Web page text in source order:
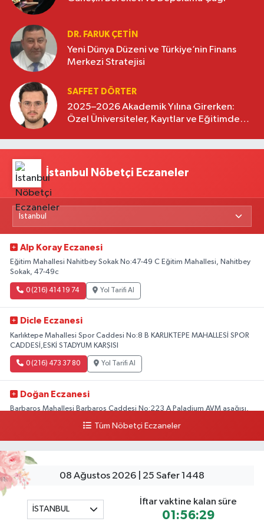
DR. FARUK ÇETİN
Yeni Dünya Düzeni ve Türkiye’nin Finans
Merkezi Stratejisi
SAFFET DÖRTER
2025–2026 Akademik Yılına Girerken:
Özel Üniversiteler, Kayıtlar ve Eğitimde
İstanbul Nöbetçi Eczaneler
Alp Koray Eczanesi
Eğitim Mahallesi Nahitbey Sokak No:47-49 C Eğitim Mahallesi, Nahitbey
Sokak, 47-49c
0 (216) 414 19 74 Yol Tarifi Al
Dicle Eczanesi
Karlıktepe Mahallesi Spor Caddesi No:8 B KARLIKTEPE MAHALLESİ SPOR
CADDESİ,ESKİ STADYUM KARŞISI
0 (216) 473 37 80 Yol Tarifi Al
Doğan Eczanesi
Barbaros Mahallesi Barbaros Caddesi No:223 A Paladium AVM aşağısı,
Mali Eczanesi
Merkez Mahallesi Tüloğlu Sokak No:4 A REŞİTPAŞACADDESİ QNB BANK
0 (532) 711 72 17
Tüm Nöbetçi Eczaneler
08 Ağustos 2026 | 25 Safer 1448
İSTANBUL
İftar vaktine kalan süre
01:56:29